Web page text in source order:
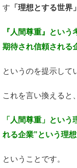
す 「理想とする世界」
『人間尊重』という
期待され信頼される
というのを提示して
これを言い換えると、
「人間尊重」という
れる企業”という理
ということです。